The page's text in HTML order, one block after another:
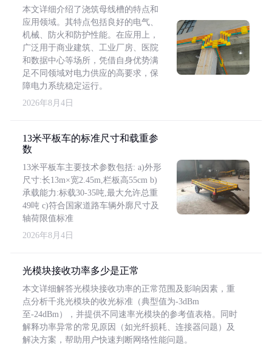
本文详细介绍了浇筑母线槽的特点和
应用领域。其特点包括良好的电气、
机械、防火和防护性能。在应用上，
广泛用于商业建筑、工业厂房、医院
和数据中心等场所，凭借自身优势满
足不同领域对电力供应的高要求，保
障电力系统稳定运行。
2026年8月4日
13米平板车的标准尺寸和载重参
数
13米平板车主要技术参数包括: a)外形
尺寸:长13m×宽2.45m,栏板高55cm b)
承载能力:标载30-35吨,最大允许总重
49吨 c)符合国家道路车辆外廓尺寸及
轴荷限值标准
2026年8月4日
光模块接收功率多少是正常
本文详细解答光模块接收功率的正常范围及影响因素，重
点分析千兆光模块的收光标准（典型值为-3dBm
至-24dBm），并提供不同速率光模块的参考值表格。同时
解释功率异常的常见原因（如光纤损耗、连接器问题）及
解决方案，帮助用户快速判断网络性能问题。